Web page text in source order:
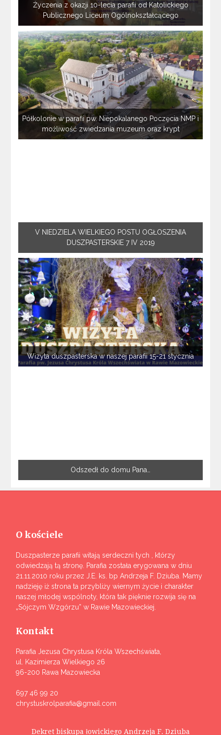
Życzenia z okazji 10-lecia parafii od Katolickiego
Publicznego Liceum Ogólnokształcącego
Półkolonie w parafii pw. Niepokalanego Poczęcia NMP i
możliwość zwiedzania muzeum oraz krypt
V NIEDZIELA WIELKIEGO POSTU OGŁOSZENIA
DUSZPASTERSKIE 7 IV 2019
Wizyta duszpasterska w naszej parafii 15-21 stycznia
Odszedł do domu Pana…
O kościele
Duszpasterze parafii witają serdeczni tych , którzy
odwiedzają tą stronę. Parafia została erygowana w dniu
21.11.2010 roku przez J.E. ks. bp Andrzeja F. Dziuba. Mamy
nadzieję iż strona ta przybliży wiernym życie i charakter
naszej młodej wspólnoty, która tak pięknie rozwija się na
„Sójczym Wzgórzu” w Rawie Mazowieckiej.
Kontakt
Parafia Jezusa Chrystusa Króla Wszechświata,
ul. Kazimierza Wielkiego 26
96-200 Rawa Mazowiecka
697 46 99 20
chrystuskrolparafia@gmail.com
Dekret biskupa łowickiego Andrzeja F. Dziuba